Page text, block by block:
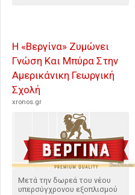
Η «Βεργίνα» Ζυμώνει
Γνώση Και Μπύρα Στην
Αμερικάνικη Γεωργική
Σχολή
xronos.gr
Μετά την δωρεά του νέου
υπερσύγχρονου εξοπλισμού